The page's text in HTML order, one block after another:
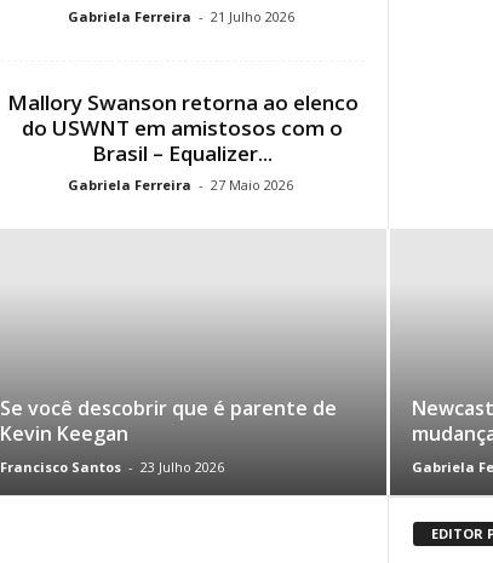
Gabriela Ferreira - 21 Julho 2026
Mallory Swanson retorna ao elenco
do USWNT em amistosos com o
Brasil – Equalizer...
Gabriela Ferreira - 27 Maio 2026
Se você descobrir que é parente de
Kevin Keegan
Francisco Santos - 23 Julho 2026 Gabriela
EDITOR